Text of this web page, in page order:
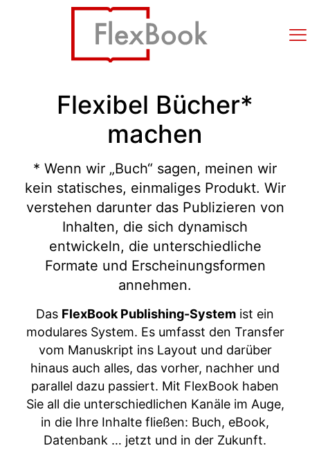
Flexibel Bücher*
machen
* Wenn wir „Buch“ sagen, meinen wir
kein statisches, einmaliges Produkt. Wir
verstehen darunter das Publizieren von
Inhalten, die sich dynamisch
entwickeln, die unterschiedliche
Formate und Erscheinungsformen
annehmen.
Das FlexBook Publishing-System ist ein
modulares System. Es umfasst den Transfer
vom Manuskript ins Layout und darüber
hinaus auch alles, das vorher, nachher und
parallel dazu passiert. Mit FlexBook haben
Sie all die unterschiedlichen Kanäle im Auge,
in die Ihre Inhalte fließen: Buch, eBook,
Datenbank … jetzt und in der Zukunft.